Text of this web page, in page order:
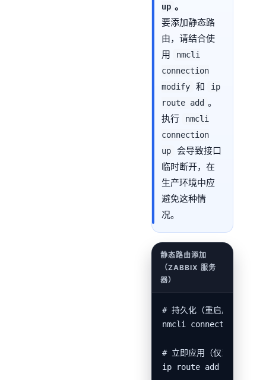
up 。
要添加静态路
由，请结合使
用
nmcli
connection
modify
和
ip
route add 。
执行
nmcli
connection
up
会导致接口
临时断开，在
生产环境中应
避免这种情
况。
# 持久化（重启后保留）
nmcli connection
# 立即应用（仅当前会话）
ip route add x.x.x.0/